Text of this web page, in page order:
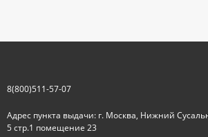
8(800)511-57-07
Адрес пункта выдачи: г. Москва, Нижний
5 стр.1 помещение 23